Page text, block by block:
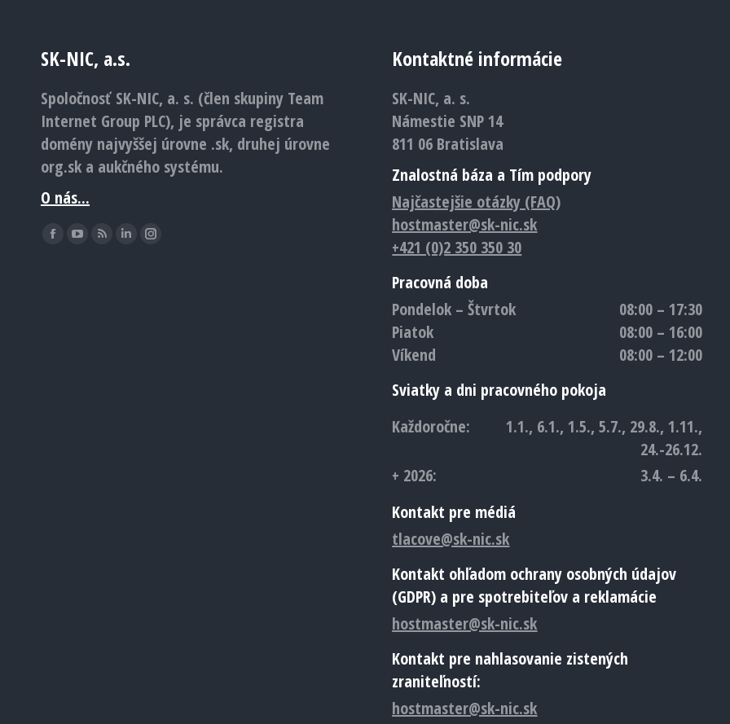
SK-NIC, a.s.
Spoločnosť SK-NIC, a. s. (člen skupiny Team
Internet Group PLC), je správca registra
domény najvyššej úrovne .sk, druhej úrovne
org.sk a aukčného systému.
O nás...
Find us on:
Facebook
YouTube
RssLinkedinInstagram
Kontaktné informácie
SK-NIC, a. s.
Námestie SNP 14
811 06 Bratislava
Znalostná báza a Tím podpory
Najčastejšie otázky (FAQ)
hostmaster@sk-nic.sk
+421 (0)2 350 350 30
Pracovná doba
Pondelok – Štvrtok
08:00 – 17:30
Piatok
08:00 – 16:00
Víkend
08:00 – 12:00
Sviatky a dni pracovného pokoja
Každoročne:
1.1., 6.1., 1.5., 5.7., 29.8., 1.11.,
24.-26.12.
+ 2026:
3.4. – 6.4.
Kontakt pre médiá
tlacove@sk-nic.sk
Kontakt ohľadom ochrany osobných údajov
(GDPR) a pre spotrebiteľov a reklamácie
hostmaster@sk-nic.sk
Kontakt pre nahlasovanie zistených
zraniteľností:
hostmaster@sk-nic.sk